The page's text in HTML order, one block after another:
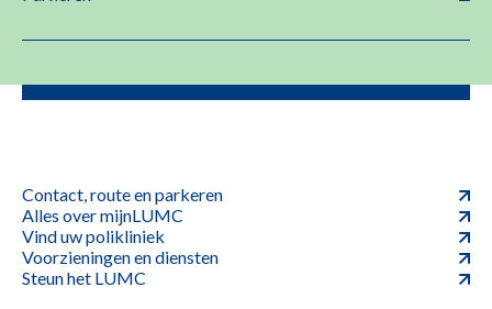
Contact, route en parkeren
Alles over mijnLUMC
Vind uw polikliniek
Voorzieningen en diensten
Steun het LUMC